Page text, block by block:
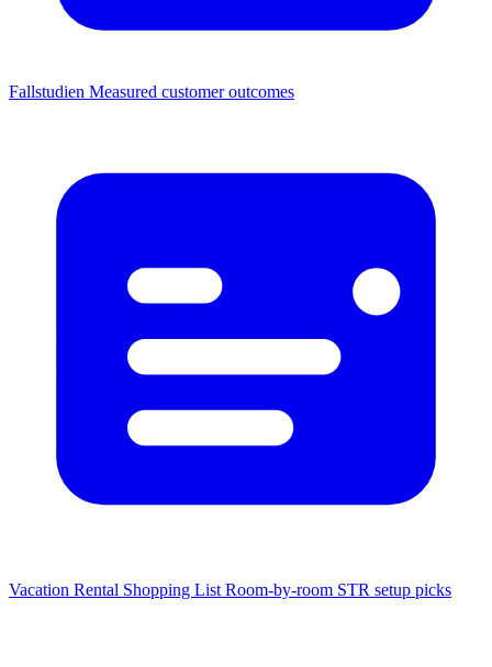
Fallstudien Measured customer outcomes
Vacation Rental Shopping List Room-by-room STR setup picks